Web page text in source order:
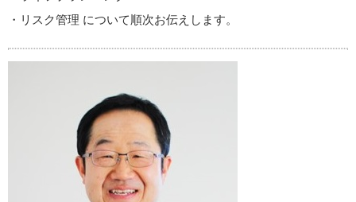
・リスク管理 について順次お伝えします。